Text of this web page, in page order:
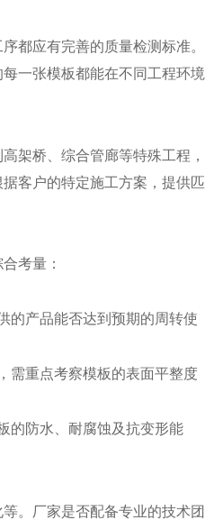
都应有完善的质量检测标准。
一张模板都能在不同工程环境
架桥、综合管廊等特殊工程，
客户的特定施工方案，提供匹
考量：
的产品能否达到预期的周转使
需重点考察模板的表面平整度
的防水、耐腐蚀及抗变形能
。厂家是否配备专业的技术团